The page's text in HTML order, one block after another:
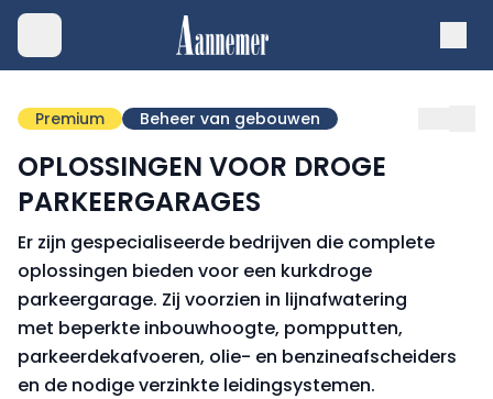
Premium Beheer van gebouwen
OPLOSSINGEN VOOR DROGE
PARKEERGARAGES
Er zijn gespecialiseerde bedrijven die complete
oplossingen bieden voor een kurkdroge
parkeergarage. Zij voorzien in lijnafwatering
met beperkte inbouwhoogte, pompputten,
parkeerdekafvoeren, olie- en benzineafscheiders
en de nodige verzinkte leidingsystemen.